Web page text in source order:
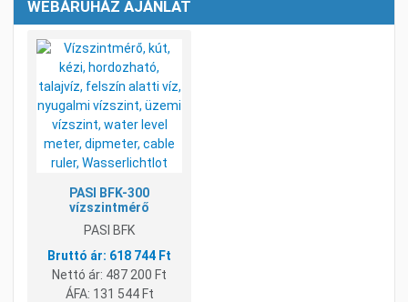
WEBÁRUHÁZ AJÁNLAT
PASI BFK-300
vízszintmérő
PASI BFK
618 744 Ft
Nettó ár: 487 200 Ft
ÁFA: 131 544 Ft